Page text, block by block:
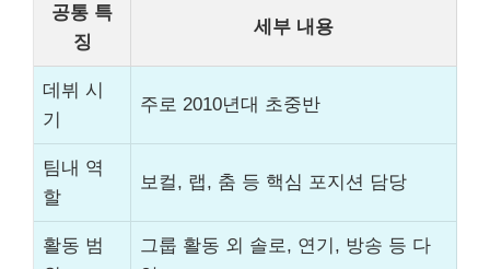
공통 특
징
세부 내용
데뷔 시
기
주로 2010년대 초중반
팀내 역
할
보컬, 랩, 춤 등 핵심 포지션 담당
활동 범
그룹 활동 외 솔로, 연기, 방송 등 다